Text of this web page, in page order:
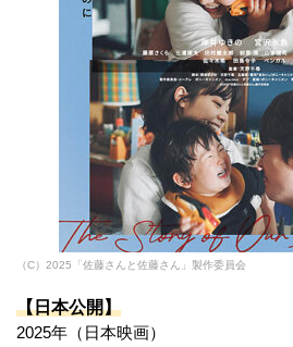
（C）2025「佐藤さんと佐藤さん」製作委員会
【日本公開】
2025年（日本映画）